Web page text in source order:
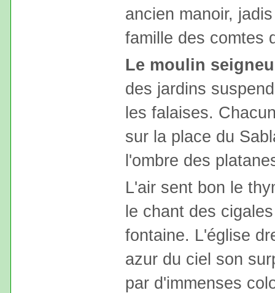
ancien manoir,
famille des comtes
Le moulin
des jardins
les falaises.
sur la place du
l'ombre des
L'air sent bon le
le chant des
fontaine. L'église
azur du ciel son
par d'immenses